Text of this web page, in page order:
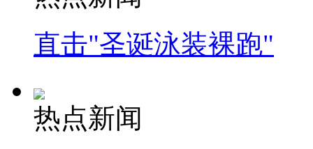
直击"圣诞泳装裸跑"
热点新闻